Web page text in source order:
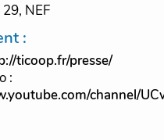
NEF
:
ticoop.fr/presse/
:
channel/